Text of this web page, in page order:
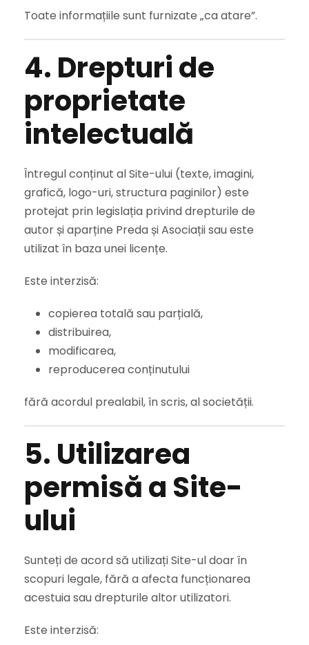
Toate informațiile sunt furnizate „ca atare”.
4. Drepturi de
proprietate
intelectuală
Întregul conținut al Site-ului (texte, imagini,
grafică, logo-uri, structura paginilor) este
protejat prin legislația privind drepturile de
autor și aparține Preda și Asociații sau este
utilizat în baza unei licențe.
Este interzisă:
copierea totală sau parțială,
distribuirea,
modificarea,
reproducerea conținutului
fără acordul prealabil, în scris, al societății.
5. Utilizarea
permisă a Site-
ului
Sunteți de acord să utilizați Site-ul doar în
scopuri legale, fără a afecta funcționarea
acestuia sau drepturile altor utilizatori.
Este interzisă: